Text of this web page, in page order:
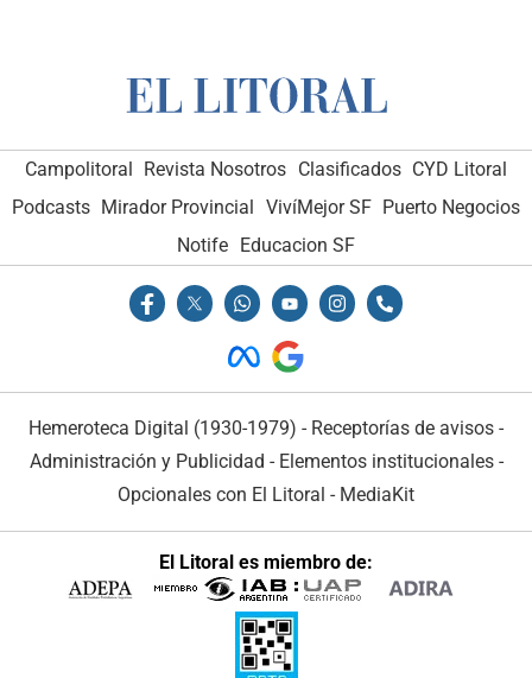
Campolitoral Revista Nosotros Clasificados CYD Litoral
Podcasts Mirador Provincial VivíMejor SF Puerto Negocios
Notife
Educacion SF
Hemeroteca Digital (1930-1979) - Receptorías de avisos -
Administración y Publicidad - Elementos institucionales-
Opcionales con El Litoral - MediaKit
El Litoral es miembro de: